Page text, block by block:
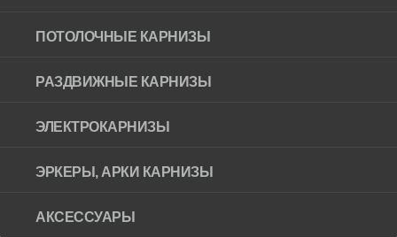
ПОТОЛОЧНЫЕ КАРНИЗЫ
РАЗДВИЖНЫЕ КАРНИЗЫ
ЭЛЕКТРОКАРНИЗЫ
ЭРКЕРЫ, АРКИ КАРНИЗЫ
АКСЕССУАРЫ